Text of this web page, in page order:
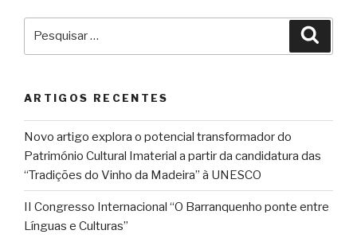
ARTIGOS RECENTES
Novo artigo explora o potencial transformador do
Património Cultural Imaterial a partir da candidatura das
“Tradições do Vinho da Madeira” à UNESCO
II Congresso Internacional “O Barranquenho ponte entre
Línguas e Culturas”